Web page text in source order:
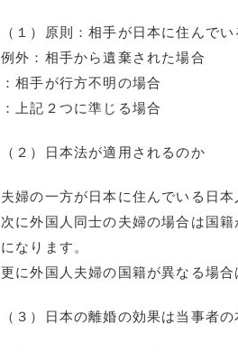
（１）原則：相手が日本に住んで
例外：相手から遺棄された場合
：相手が行方不明の場合
：上記２つに準じる場合
（２）日本法が適用されるのか
夫婦の一方が日本に住んでいる日
次に外国人同士の夫婦の場合は国
になります。
更に外国人夫婦の国籍が異なる場合
（３）日本の離婚の効果は当事者